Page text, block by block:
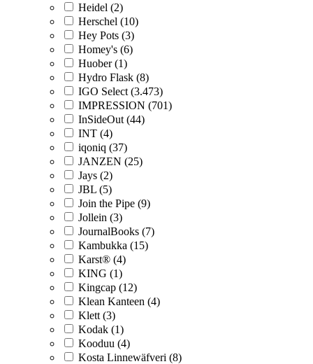
Heidel (2)
Herschel (10)
Hey Pots (3)
Homey's (6)
Huober (1)
Hydro Flask (8)
IGO Select (3.473)
IMPRESSION (701)
InSideOut (44)
INT (4)
iqoniq (37)
JANZEN (25)
Jays (2)
JBL (5)
Join the Pipe (9)
Jollein (3)
JournalBooks (7)
Kambukka (15)
Karst® (4)
KING (1)
Kingcap (12)
Klean Kanteen (4)
Klett (3)
Kodak (1)
Kooduu (4)
Kosta Linnewäfveri (8)